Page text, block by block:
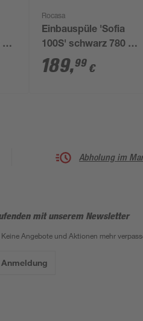
x
Rocasa
Einbauspüle 'Sofia
100S' schwarz 780 x
500 mm
189,99 €
Abholung im
mit unserem Newsletter
Angebote und Aktionen mehr